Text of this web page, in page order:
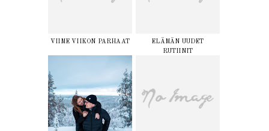
VIIME VIIKON PARHAAT
ELÄMÄN UUDET
RUTIINIT